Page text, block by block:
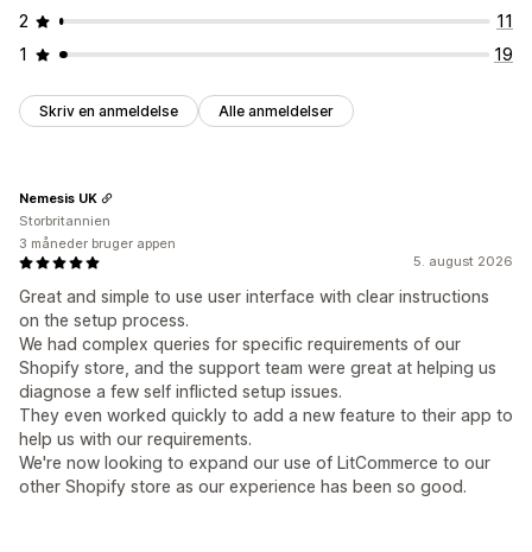
2
11
1
19
Skriv en anmeldelse Alle anmeldelser
5. august 2026
Great and simple to use user interface with clear instructions
on the setup process.
We had complex queries for specific requirements of our
Shopify store, and the support team were great at helping us
diagnose a few self inflicted setup issues.
They even worked quickly to add a new feature to their app to
help us with our requirements.
We're now looking to expand our use of LitCommerce to our
other Shopify store as our experience has been so good.
Nemesis UK
Storbritannien
3 måneder bruger appen